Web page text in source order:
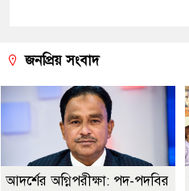
জনপ্রিয় সংবাদ
আদর্শের অগ্নিপরীক্ষা: পদ-পদবির